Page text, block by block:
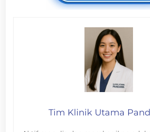
Tim Klinik Utama